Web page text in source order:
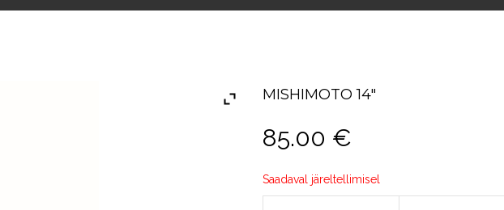
MISHIMOTO 14″
85.00 €
Saadaval järeltellimisel